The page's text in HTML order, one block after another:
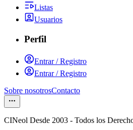
Listas
Usuarios
Perfil
Entrar / Registro
Entrar / Registro
Sobre nosotrosContacto
CINeol Desde 2003 - Todos los